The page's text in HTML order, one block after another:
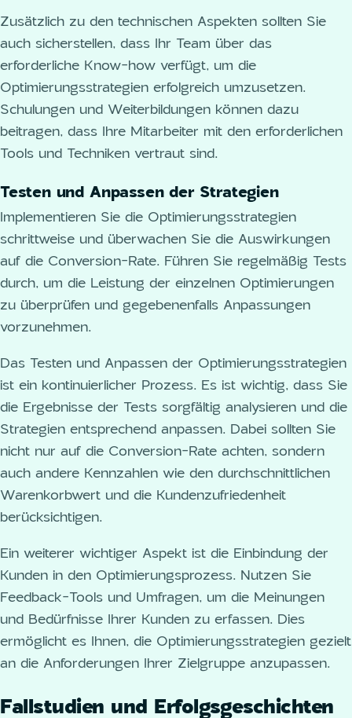
Zusätzlich zu den technischen Aspekten sollten Sie
auch sicherstellen, dass Ihr Team über das
erforderliche Know-how verfügt, um die
Optimierungsstrategien erfolgreich umzusetzen.
Schulungen und Weiterbildungen können dazu
beitragen, dass Ihre Mitarbeiter mit den erforderlichen
Tools und Techniken vertraut sind.
Testen und Anpassen der Strategien
Implementieren Sie die Optimierungsstrategien
schrittweise und überwachen Sie die Auswirkungen
auf die Conversion-Rate. Führen Sie regelmäßig Tests
durch, um die Leistung der einzelnen Optimierungen
zu überprüfen und gegebenenfalls Anpassungen
vorzunehmen.
Das Testen und Anpassen der Optimierungsstrategien
ist ein kontinuierlicher Prozess. Es ist wichtig, dass Sie
die Ergebnisse der Tests sorgfältig analysieren und die
Strategien entsprechend anpassen. Dabei sollten Sie
nicht nur auf die Conversion-Rate achten, sondern
auch andere Kennzahlen wie den durchschnittlichen
Warenkorbwert und die Kundenzufriedenheit
berücksichtigen.
Ein weiterer wichtiger Aspekt ist die Einbindung der
Kunden in den Optimierungsprozess. Nutzen Sie
Feedback-Tools und Umfragen, um die Meinungen
und Bedürfnisse Ihrer Kunden zu erfassen. Dies
ermöglicht es Ihnen, die Optimierungsstrategien gezielt
an die Anforderungen Ihrer Zielgruppe anzupassen.
Fallstudien und Erfolgsgeschichten